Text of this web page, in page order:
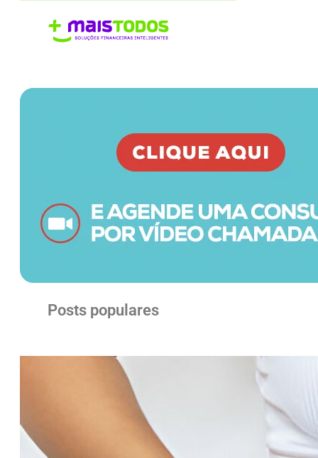
Posts populares